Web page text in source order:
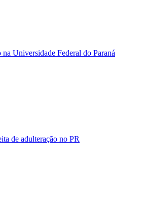
Universidade Federal do Paraná
de adulteração no PR